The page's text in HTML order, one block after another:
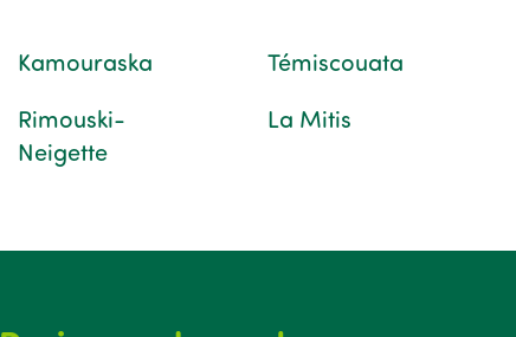
Kamouraska Témiscouata
Rimouski-
Neigette
La Mitis